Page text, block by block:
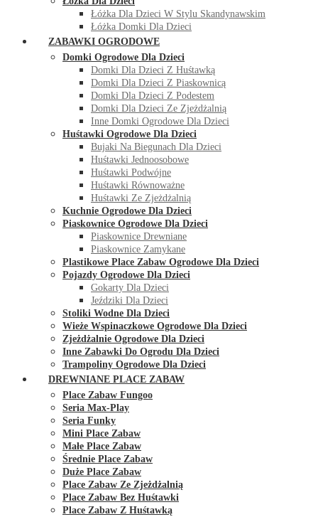
Łóżka Dla Dzieci W Stylu Skandynawskim
Łóżka Domki Dla Dzieci
ZABAWKI OGRODOWE
Domki Ogrodowe Dla Dzieci
Domki Dla Dzieci Z Huśtawką
Domki Dla Dzieci Z Piaskownicą
Domki Dla Dzieci Z Podestem
Domki Dla Dzieci Ze Zjeżdżalnią
Inne Domki Ogrodowe Dla Dzieci
Huśtawki Ogrodowe Dla Dzieci
Bujaki Na Biegunach Dla Dzieci
Huśtawki Jednoosobowe
Huśtawki Podwójne
Huśtawki Równoważne
Huśtawki Ze Zjeżdżalnią
Kuchnie Ogrodowe Dla Dzieci
Piaskownice Ogrodowe Dla Dzieci
Piaskownice Drewniane
Piaskownice Zamykane
Plastikowe Place Zabaw Ogrodowe Dla Dzieci
Pojazdy Ogrodowe Dla Dzieci
Gokarty Dla Dzieci
Jeździki Dla Dzieci
Stoliki Wodne Dla Dzieci
Wieże Wspinaczkowe Ogrodowe Dla Dzieci
Zjeżdżalnie Ogrodowe Dla Dzieci
Inne Zabawki Do Ogrodu Dla Dzieci
Trampoliny Ogrodowe Dla Dzieci
DREWNIANE PLACE ZABAW
Place Zabaw Fungoo
Seria Max-Play
Seria Funky
Mini Place Zabaw
Małe Place Zabaw
Średnie Place Zabaw
Duże Place Zabaw
Place Zabaw Ze Zjeżdżalnią
Place Zabaw Bez Huśtawki
Place Zabaw Z Huśtawką